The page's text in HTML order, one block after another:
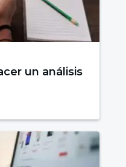
un análisis